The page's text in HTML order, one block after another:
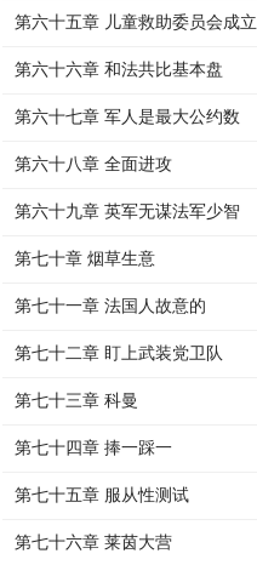
第六十五章 儿童救助委员会成立
第六十六章 和法共比基本盘
第六十七章 军人是最大公约数
第六十八章 全面进攻
第六十九章 英军无谋法军少智
第七十章 烟草生意
第七十一章 法国人故意的
第七十二章 盯上武装党卫队
第七十三章 科曼
第七十四章 捧一踩一
第七十五章 服从性测试
第七十六章 莱茵大营